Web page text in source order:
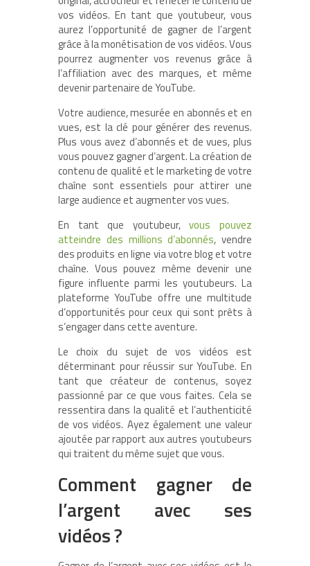
vos vidéos. En tant que youtubeur, vous
aurez l’opportunité de gagner de l’argent
grâce à la monétisation de vos vidéos. Vous
pourrez augmenter vos revenus grâce à
l’affiliation avec des marques, et même
devenir partenaire de YouTube.
Votre audience, mesurée en abonnés et en
vues, est la clé pour générer des revenus.
Plus vous avez d’abonnés et de vues, plus
vous pouvez gagner d’argent. La création de
contenu de qualité et le marketing de votre
chaîne sont essentiels pour attirer une
large audience et augmenter vos vues.
En tant que youtubeur,vous pouvez
atteindre des millions d’abonnés, vendre
des produits en ligne via votre blog et votre
chaîne. Vous pouvez même devenir une
figure influente parmi les youtubeurs. La
plateforme YouTube offre une multitude
d’opportunités pour ceux qui sont prêts à
s’engager dans cette aventure.
Le choix du sujet de vos vidéos est
déterminant pour réussir sur YouTube. En
tant que créateur de contenus, soyez
passionné par ce que vous faites. Cela se
ressentira dans la qualité et l’authenticité
de vos vidéos. Ayez également une valeur
ajoutée par rapport aux autres youtubeurs
qui traitent du même sujet que vous.
Comment gagner de
l’argent avec ses
vidéos ?